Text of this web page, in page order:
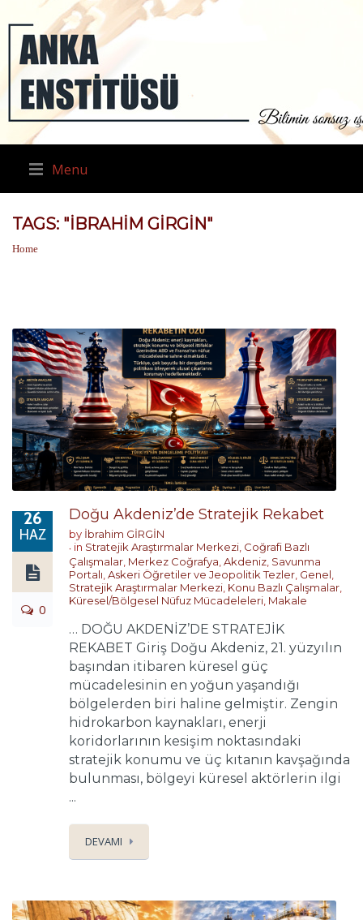
Menu
TAGS: "IBRAHIM GIRGIN"
Home
26
HAZ
0
Doğu Akdeniz’de Stratejik Rekabet
by İbrahim GİRGİN
in Stratejik Araştırmalar Merkezi Coğrafi Bazlı
Çalışmalar Merkez Coğrafya Akdeniz Savunma
Portalı Askeri Öğretiler ve Jeopolitik Tezler Genel
Stratejik Araştırmalar Merkezi Konu Bazlı Çalışmalar
Küresel/Bölgesel Nüfuz Mücadeleleri Makale
… DOĞU AKDENİZ’DE STRATEJİK
REKABET Giriş Doğu Akdeniz, 21. yüzyılın
başından itibaren küresel güç
mücadelesinin en yoğun yaşandığı
bölgelerden biri haline gelmiştir. Zengin
hidrokarbon kaynakları, enerji
koridorlarının kesişim noktasındaki
stratejik konumu ve üç kıtanın kavşağında
bulunması, bölgeyi küresel aktörlerin ilgi
...
DEVAMI